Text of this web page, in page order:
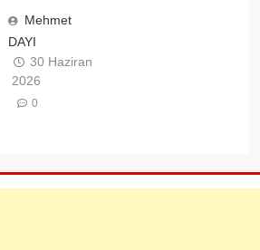
Mehmet
DAYI
30 Haziran
2026
0